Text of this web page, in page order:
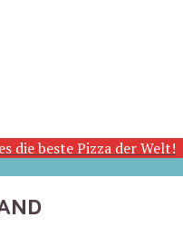
die beste Pizza der Welt!